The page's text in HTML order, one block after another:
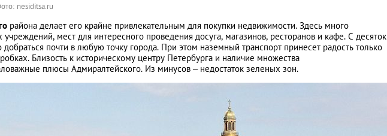
nesiditsa.ru
района делает его крайне привлекательным для покупки недвижимости. Здесь много
мест для интересного проведения досуга, магазинов, ресторанов и кафе. С десяток
почти в любую точку города. При этом наземный транспорт принесет радость только
Близость к историческому центру Петербурга и наличие множества
плюсы Адмиралтейского. Из минусов – недостаток зеленых зон.